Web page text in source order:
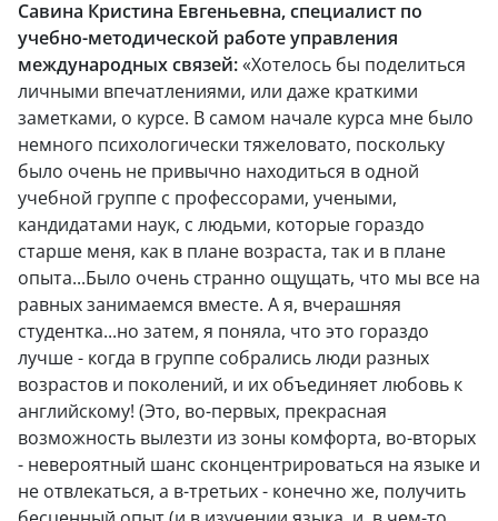
Савина Кристина Евгеньевна, специалист по
учебно-методической работе управления
международных связей:«Хотелось бы поделиться
личными впечатлениями, или даже краткими
заметками, о курсе. В самом начале курса мне было
немного психологически тяжеловато, поскольку
было очень не привычно находиться в одной
учебной группе с профессорами, учеными,
кандидатами наук, с людьми, которые гораздо
старше меня, как в плане возраста, так и в плане
опыта...Было очень странно ощущать, что мы все на
равных занимаемся вместе. А я, вчерашняя
студентка...но затем, я поняла, что это гораздо
лучше - когда в группе собрались люди разных
возрастов и поколений, и их объединяет любовь к
английскому! (Это, во-первых, прекрасная
возможность вылезти из зоны комфорта, во-вторых
- невероятный шанс сконцентрироваться на языке и
не отвлекаться, а в-третьих - конечно же, получить